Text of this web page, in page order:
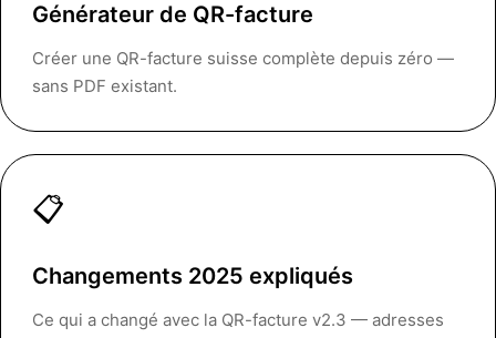
Générateur de QR-facture
Créer une QR-facture suisse complète depuis zéro —
sans PDF existant.
📋
Changements 2025 expliqués
Ce qui a changé avec la QR-facture v2.3 — adresses